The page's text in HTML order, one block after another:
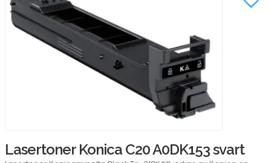
Lasertoner Konica C20 A0DK153 svart